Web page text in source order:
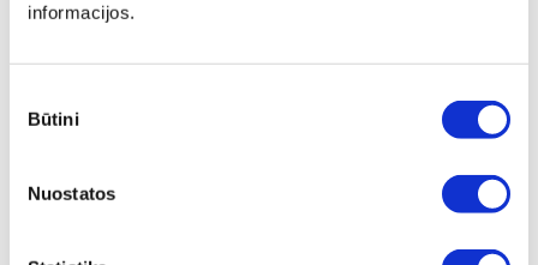
informacijos.
pasirinkimas
Būtini
Nuostatos
VALIKLIS, 1L